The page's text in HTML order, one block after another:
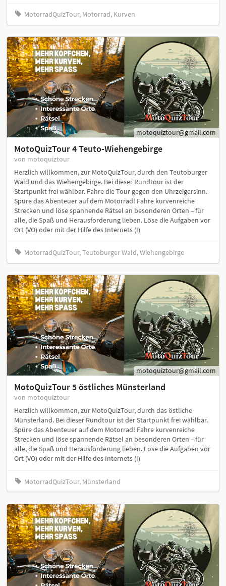
MotorradQuizTour, Motorrad, Kurven
motoquiztour@gmail.com
MotoQuizTour 4 Teuto-Wiehengebirge
von motoquiztour
Herzlich willkommen, zur MotoQuizTour, durch den Teutoburger
Wald und das Wiehengebirge. Bei dieser Rundtour ist der
Startpunkt frei wählbar. Fahre die Tour gegen den Uhrzeigersinn.
Spüre das Abenteuer auf dem Motorrad! Fahre kurvenreiche
Strecken und löse spannende Rätsel an besonderen Orten – für
alle, die Spaß und Herausforderung lieben. Löse die Aufgaben vor
Ort (VO) oder mit der Hilfe des Internets (I)
MotorradQuizTour, Teutoburger Wald, Wiehengebirge
motoquiztour@gmail.com
MotoQuizTour 5 östliches Münsterland
von motoquiztour
Herzlich willkommen, zur MotoQuizTour, durch das östliche
Münsterland. Bei dieser Rundtour ist der Startpunkt frei wählbar.
Spüre das Abenteuer auf dem Motorrad! Fahre kurvenreiche
Strecken und löse spannende Rätsel an besonderen Orten – für
alle, die Spaß und Herausforderung lieben. Löse die Aufgaben vor
Ort (VO) oder mit der Hilfe des Internets (I)
MotorradQuizTour, Münsterland